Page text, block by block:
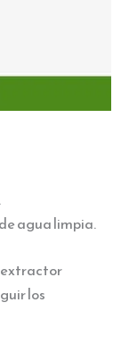
agua limpia.
extractor
los